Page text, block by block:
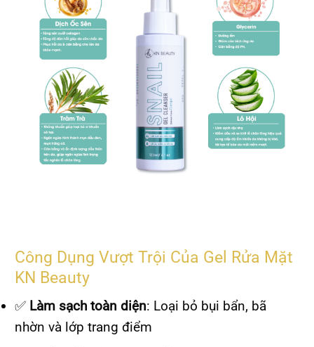
Công Dụng Vượt Trội Của Gel Rửa Mặt
KN Beauty
✅ Làm sạch toàn diện: Loại bỏ bụi bẩn, bã
nhờn và lớp trang điểm